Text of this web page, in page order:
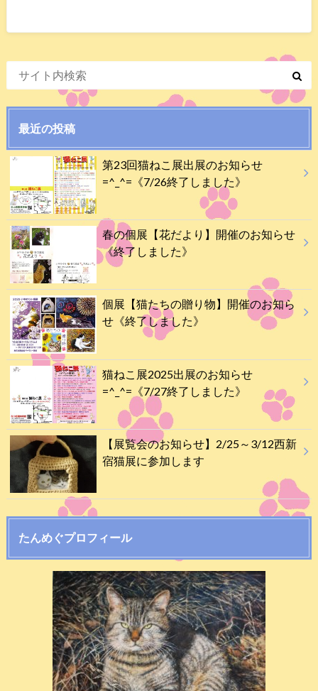
最近の投稿
第23回猫ねこ展出展のお知らせ
=^_^=《7/26終了しました》
春の個展【花だより】開催のお知らせ
《終了しました》
個展【猫たちの贈り物】開催のお知ら
せ《終了しました》
猫ねこ展2025出展のお知らせ
=^_^=《7/27終了しました》
【展覧会のお知らせ】2/25～3/12西新
宿猫展に参加します
たんめぐプロフィール